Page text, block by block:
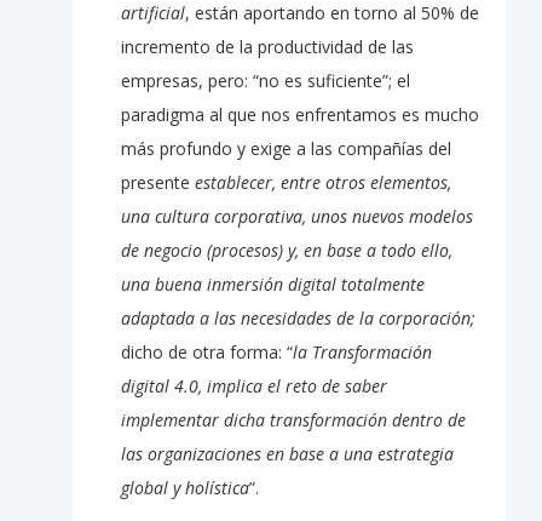
artificial, están aportando en torno al 50% de
incremento de la productividad de las
empresas, pero: “no es suficiente”; el
paradigma al que nos enfrentamos es mucho
más profundo y exige a las compañías del
presente establecer, entre otros elementos,
una cultura corporativa, unos nuevos modelos
de negocio (procesos) y, en base a todo ello,
una buena inmersión digital totalmente
adaptada a las necesidades de la corporación;
dicho de otra forma: “la Transformación
digital 4.0, implica el reto de saber
implementar dicha transformación dentro de
las organizaciones en base a una estrategia
global y holística”.